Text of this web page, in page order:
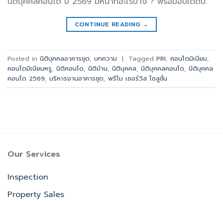
CONTINUE READING →
Posted in นิติบุคคลอาคารชุด บทความ | Tagged PRI คอนโดมิเนียม
คอนโดมิเนียมหรู นิติคอนโด นิติบ้าน นิติบุคคล นิติบุคคลคอนโด นิติบุคคล
คอนโด 2569 บริหารงานอาคารชุด พรีโม เซอร์วิส โซลูชั่น
Our Services
Inspection
Property Sales